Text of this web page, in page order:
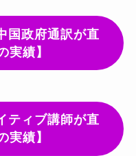
国政府通訳が直
実績】
ティブ講師が直
実績】